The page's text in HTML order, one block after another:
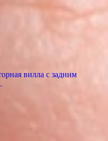
вилла с задним